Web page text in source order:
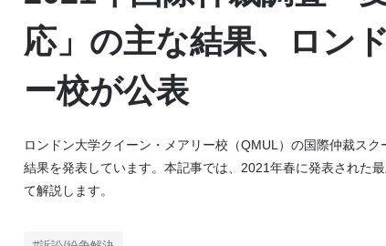
Voice
Story
応」の主な結果、ロン
ー校が公表
ロンドン大学クイーン・メアリー校（QMUL）の国際仲裁ス
結果を発表しています。本記事では、2021年春に発表された
て解説します。